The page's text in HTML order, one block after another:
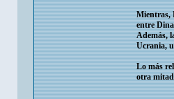
Mientras,
entre
Además,
Ucrania,
Lo más
otra